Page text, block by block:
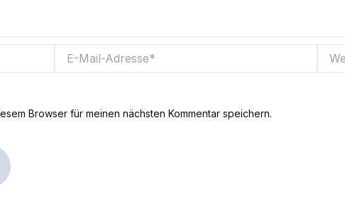
Mail-
Browser für meinen nächsten Kommentar speichern.